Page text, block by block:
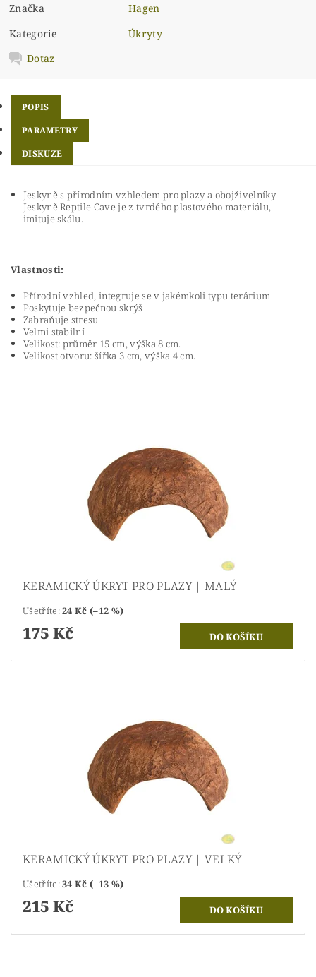
Značka
Hagen
Kategorie
Úkryty
Dotaz
POPIS
PARAMETRY
DISKUZE
Jeskyně s přírodním vzhledem pro plazy a obojživelníky.
Jeskyně Reptile Cave je z tvrdého plastového materiálu,
imituje skálu.
Vlastnosti:
Přírodní vzhled, integruje se v jakémkoli typu terárium
Poskytuje bezpečnou skrýš
Zabraňuje stresu
Velmi stabilní
Velikost: průměr 15 cm, výška 8 cm.
Velikost otvoru: šířka 3 cm, výška 4 cm.
KERAMICKÝ ÚKRYT PRO PLAZY | MALÝ
Ušetříte:24 Kč (–12 %)
175 Kč
KERAMICKÝ ÚKRYT PRO PLAZY | VELKÝ
Ušetříte:34 Kč (–13 %)
215 Kč